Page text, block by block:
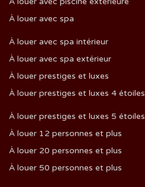
À louer avec spa
À louer avec spa intérieur
À louer avec spa extérieur
À louer prestiges et luxes
À louer prestiges et luxes 4 étoiles
À louer prestiges et luxes 5 étoiles
À louer 12 personnes et plus
À louer 20 personnes et plus
À louer 50 personnes et plus